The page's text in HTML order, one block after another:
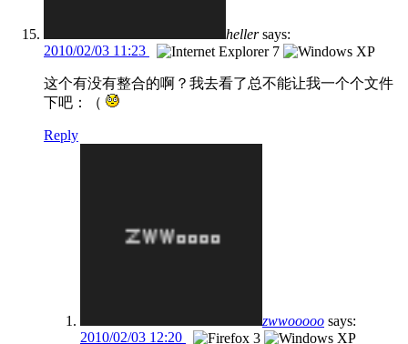
heller says:
2010/02/03 11:23
这个有没有整合的啊？我去看了总不能让我一个个文件
下吧：（
Reply
zwwooooo says:
2010/02/03 12:20